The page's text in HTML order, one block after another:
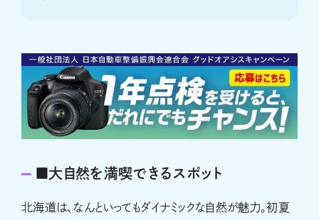
■大自然を満喫できるスポット
北海道は、なんといってもダイナミックな自然が魅力。初夏